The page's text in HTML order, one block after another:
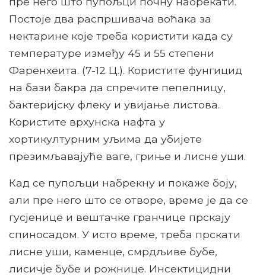
Постоје два распршивача воћака за
нектарине које треба користити када су
температуре између 45 и 55 степени
Фаренхеита. (7-12 Ц.). Користите фунгицид
на бази бакра да спречите пепелницу,
бактеријску флеку и увијање листова.
Користите врхунска нафта у
хортикултурним уљима да убијете
презимљавајуће ваге, гриње и лисне уши.
Кад се пупољци набрекну и покаже боју,
али пре него што се отворе, време је да се
гусјенице и вештачке гранчице прскају
спиносадом. У исто време, треба прскати
лисне уши, каменце, смрдљиве бубе,
лисичје бубе и рожнице. Инсектицидни